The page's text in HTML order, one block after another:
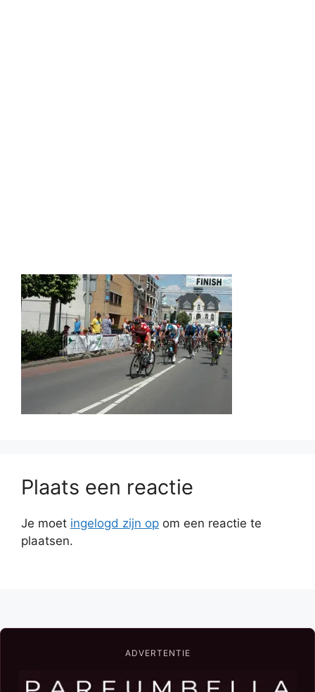
Plaats een reactie
Je moet ingelogd zijn op om een reactie te
plaatsen.
ADVERTENTIE